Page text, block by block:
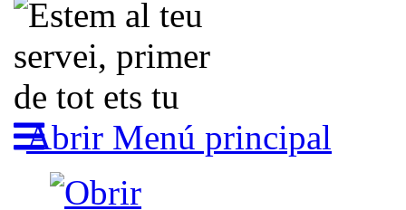
Abrir Menú principal